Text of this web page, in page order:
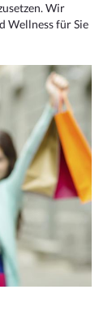
Wir
Wellness für Sie